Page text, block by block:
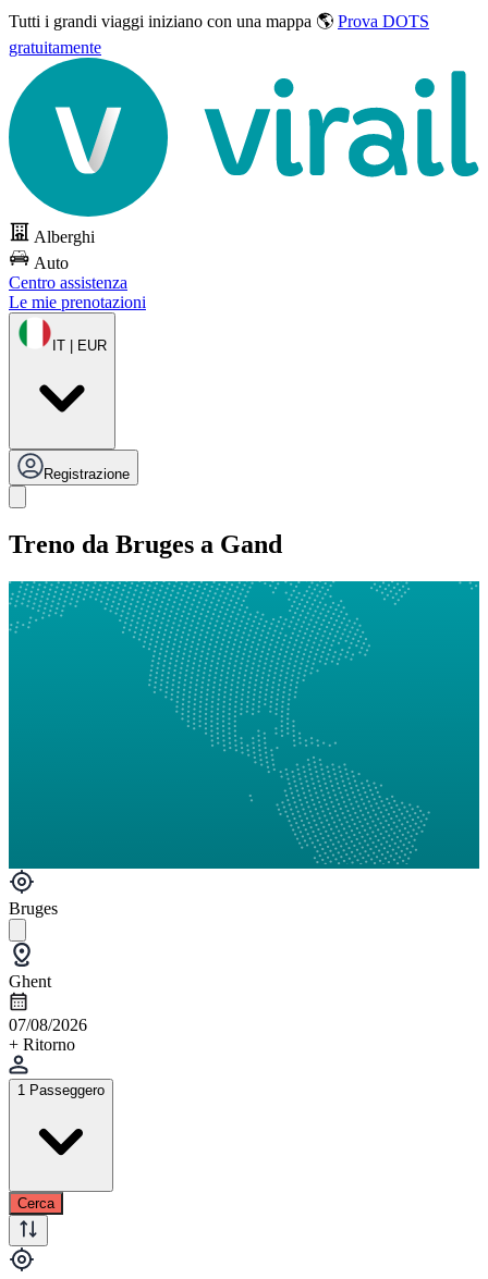
Tutti i grandi viaggi iniziano con una mappa 🌎 Prova DOTS
gratuitamente
Alberghi
Auto
Centro assistenza
Le mie prenotazioni
IT | EUR
Registrazione
Treno da Bruges a Gand
Bruges
Ghent
07/08/2026
+ Ritorno
1 Passeggero
Cerca